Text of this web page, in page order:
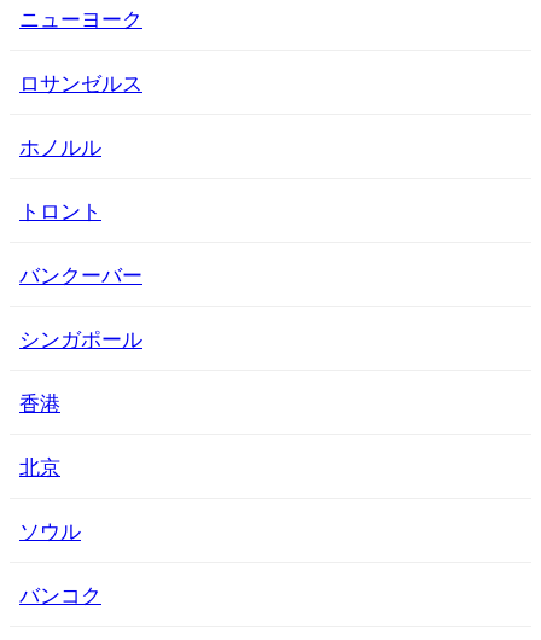
ニューヨーク
ロサンゼルス
ホノルル
トロント
バンクーバー
シンガポール
香港
北京
ソウル
バンコク